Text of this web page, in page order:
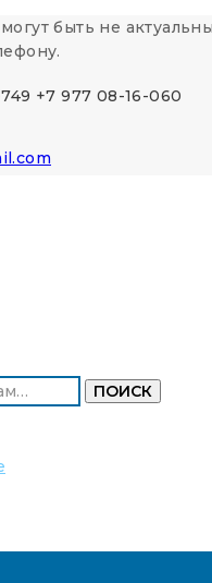
быть не
+7 977 08-16-060
ПОИСК